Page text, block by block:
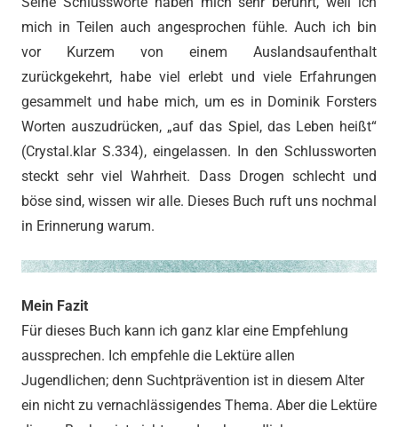
mich in Teilen auch angesprochen fühle. Auch ich bin
vor Kurzem von einem Auslandsaufenthalt
zurückgekehrt, habe viel erlebt und viele Erfahrungen
gesammelt und habe mich, um es in Dominik Forsters
Worten auszudrücken, „auf das Spiel, das Leben heißt“
(Crystal.klar S.334), eingelassen. In den Schlussworten
steckt sehr viel Wahrheit. Dass Drogen schlecht und
böse sind, wissen wir alle. Dieses Buch ruft uns nochmal
in Erinnerung warum.
Mein Fazit
Für dieses Buch kann ich ganz klar eine Empfehlung
aussprechen. Ich empfehle die Lektüre allen
Jugendlichen; denn Suchtprävention ist in diesem Alter
ein nicht zu vernachlässigendes Thema. Aber die Lektüre